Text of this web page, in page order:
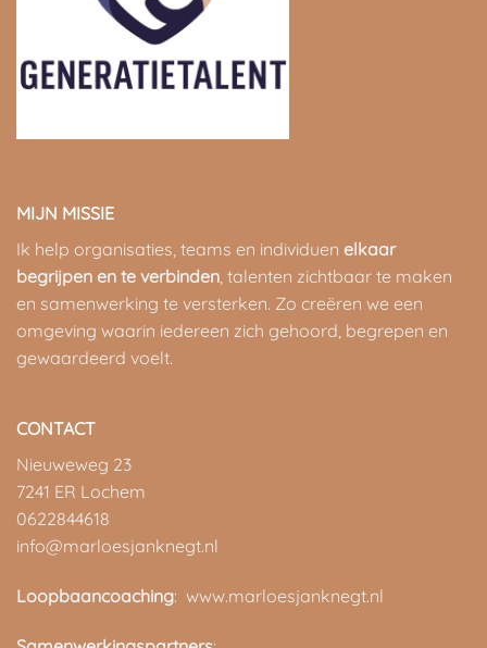
MIJN MISSIE
Ik help organisaties, teams en individuen elkaar
begrijpen en te verbinden, talenten zichtbaar te maken
en samenwerking te versterken. Zo creëren we een
omgeving waarin iedereen zich gehoord, begrepen en
gewaardeerd voelt.
CONTACT
Nieuweweg 23
7241 ER Lochem
0622844618
info@marloesjanknegt.nl
Loopbaancoaching: www.marloesjanknegt.nl